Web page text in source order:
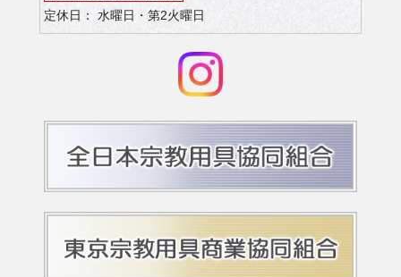
定休日： 水曜日・第2火曜日